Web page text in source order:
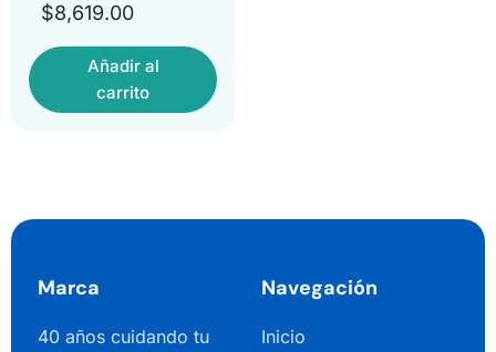
$8,619.00
Añadir al
carrito
Marca
40 años cuidando tu
Navegación
Inicio